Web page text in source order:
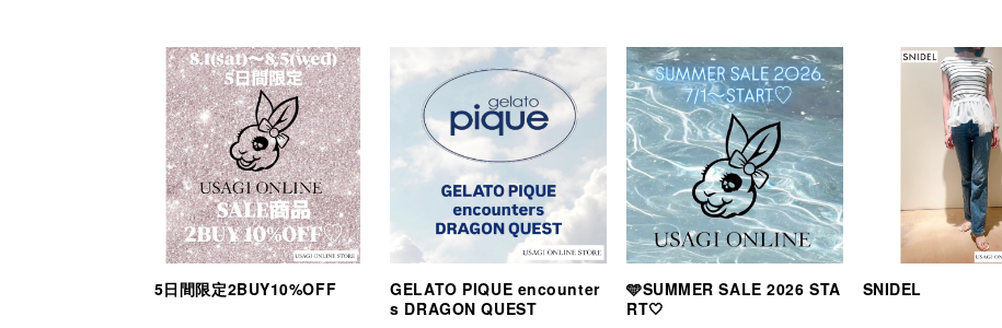
5日間限定2BUY10%OFF
GELATO PIQUE encounter
s DRAGON QUEST
🩵SUMMER SALE 2026 STA
RT🤍
SNIDEL